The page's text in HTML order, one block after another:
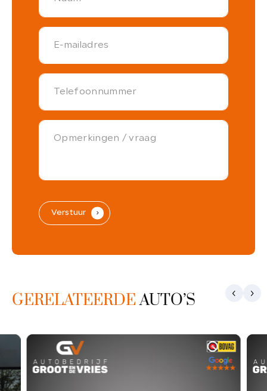
Verstuur .
GERELATEERDEAUTO’S